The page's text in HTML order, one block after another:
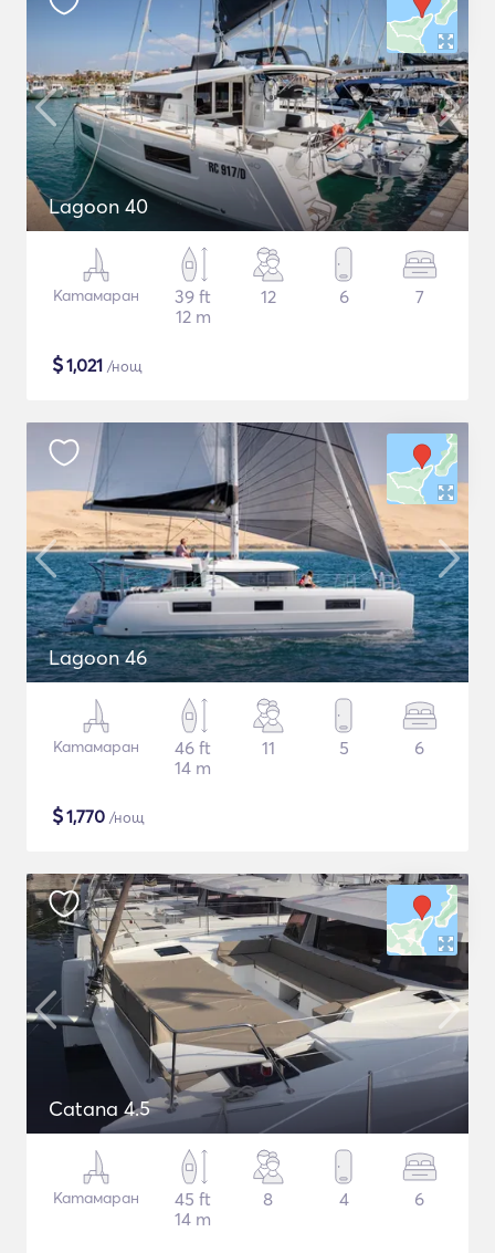
Lagoon 40
Катамаран
39 ft
12 m
12 6 7
$1,021 /нощ
Lagoon 46
Катамаран
46 ft
14 m
11 5 6
$1,770 /нощ
Catana 4.5
Катамаран
45 ft
14 m
8 4 6